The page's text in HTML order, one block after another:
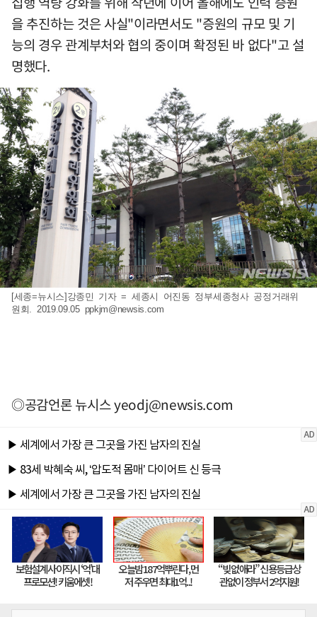
을 추진하는 것은 사실"이라면서도 "증원의 규모 및 기
능의 경우 관계부처와 협의 중이며 확정된 바 없다"고 설
명했다.
[세종=뉴시스]강종민 기자 = 세종시 어진동 정부세종청사 공정거래위
원회. 2019.09.05 ppkjm@newsis.com
◎공감언론 뉴시스yeodj@newsis.com